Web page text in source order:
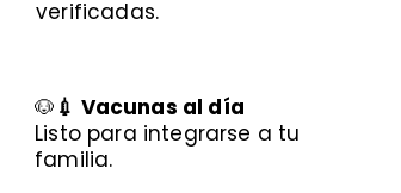
verificadas.
🐶 💉 Vacunas al día
Listo para integrarse a tu
familia.